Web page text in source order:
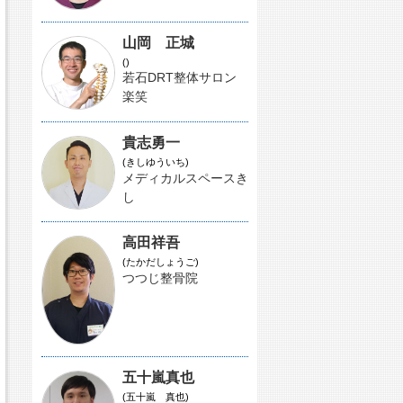
山岡 正城
()
若石DRT整体サロン
楽笑
貴志勇一
(きしゆういち)
メディカルスペースき
し
高田祥吾
(たかだしょうご)
つつじ整骨院
五十嵐真也
(五十嵐 真也)